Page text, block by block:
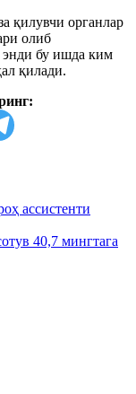
қилувчи органлар
олиб
энди бу ишда ким
қилади.
ассистенти
40,7 мингтага